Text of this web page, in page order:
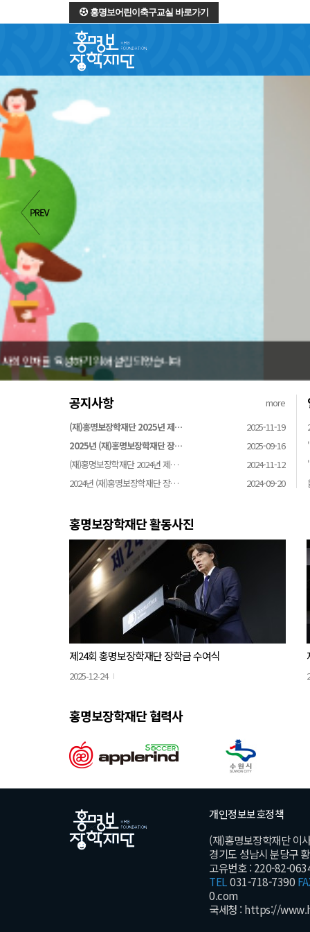
홍명보어린이축구교실 바로가기
소중한 꿈
과 희망
홍명보장학재단은 어려운 환경 속에서 땀방울을 흘리
공지사항
more
(재)홍명보장학재단 2025년 제…
2025-11-19
2025년 (재)홍명보장학재단 장…
2025-09-16
(재)홍명보장학재단 2024년 제…
2024-11-12
2024년 (재)홍명보장학재단 장…
2024-09-20
홍명보장학재단 활동사진
제24회 홍명보장학재단 장학금 수여식
2025-12-24
홍명보장학재단 협력사
개인정보보호정책
(재)홍명보장학재단 이
경기도 성남시 분당구
고유번호 : 220-82-
TEL031-718-7390
0.com
국세청 : https://